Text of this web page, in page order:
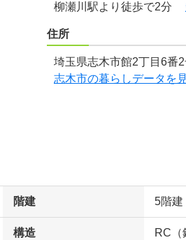
柳瀬川駅より徒歩で2分
住所
埼玉県志木市館2丁目6番
志木市の暮らしデータを
階建 5階建
構造 RC（